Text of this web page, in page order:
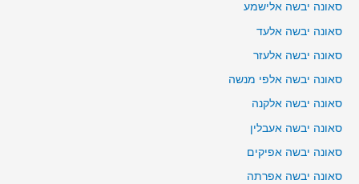
סאונה יבשה אלישמע
סאונה יבשה אלעד
סאונה יבשה אלעזר
סאונה יבשה אלפי מנשה
סאונה יבשה אלקנה
סאונה יבשה אעבלין
סאונה יבשה אפיקים
סאונה יבשה אפרתה